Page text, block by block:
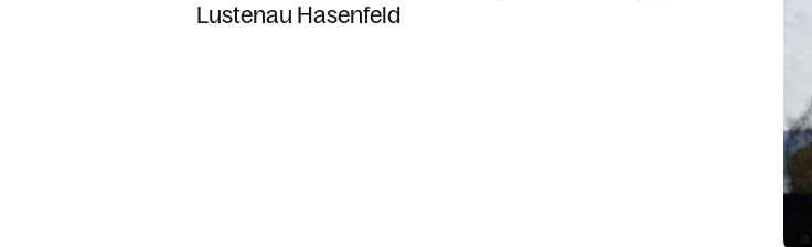
Lustenau Hasenfeld